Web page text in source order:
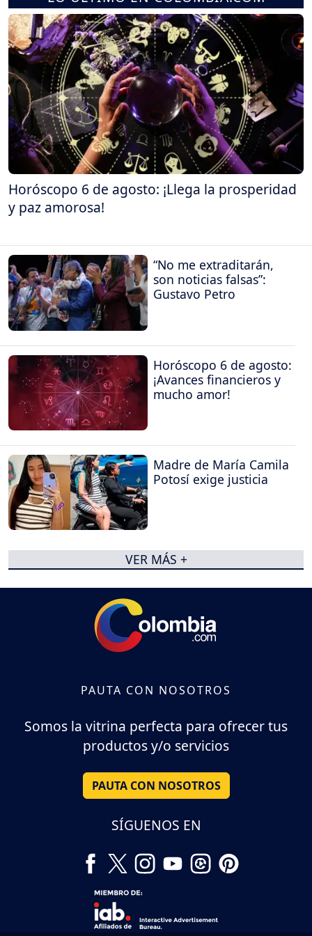
Horóscopo 6 de agosto: ¡Llega la prosperidad
y paz amorosa!
“No me extraditarán,
son noticias falsas”:
Gustavo Petro
Horóscopo 6 de agosto:
¡Avances financieros y
mucho amor!
Madre de María Camila
Potosí exige justicia
VER MÁS +
PAUTA CON NOSOTROS
Somos la vitrina perfecta para ofrecer tus
productos y/o servicios
PAUTA CON NOSOTROS
SÍGUENOS EN